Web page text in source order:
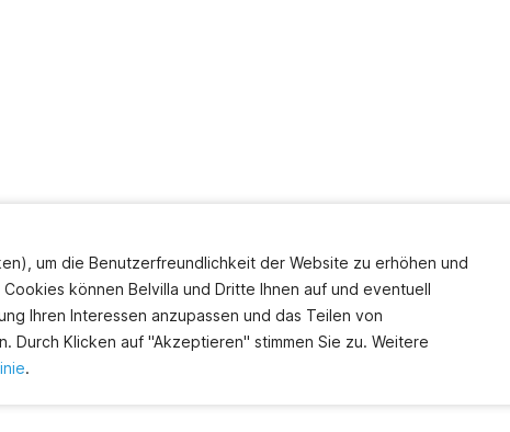
um die Benutzerfreundlichkeit der Website zu erhöhen und
können Belvilla und Dritte Ihnen auf und eventuell
Ihren Interessen anzupassen und das Teilen von
Durch Klicken auf "Akzeptieren" stimmen Sie zu. Weitere
.